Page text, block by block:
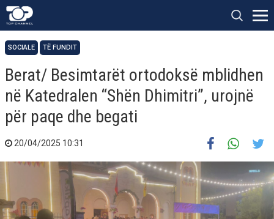
SOCIALE TË FUNDIT
Berat/ Besimtarët ortodoksë mblidhen
në Katedralen “Shën Dhimitri”, urojnë
për paqe dhe begati
20/04/2025 10:31